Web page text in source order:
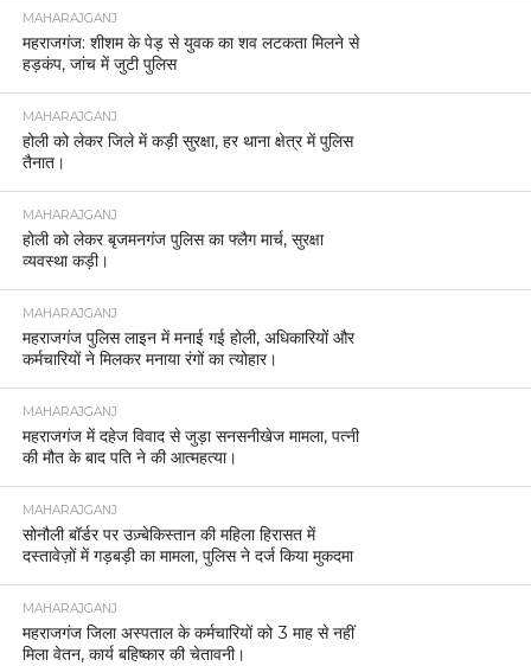
MAHARAJGANJ
महराजगंज: शीशम के पेड़ से युवक का शव लटकता मिलने से
हड़कंप, जांच में जुटी पुलिस
MAHARAJGANJ
होली को लेकर जिले में कड़ी सुरक्षा, हर थाना क्षेत्र में पुलिस
तैनात।
MAHARAJGANJ
होली को लेकर बृजमनगंज पुलिस का फ्लैग मार्च, सुरक्षा
व्यवस्था कड़ी।
MAHARAJGANJ
महराजगंज पुलिस लाइन में मनाई गई होली, अधिकारियों और
कर्मचारियों ने मिलकर मनाया रंगों का त्योहार।
MAHARAJGANJ
महराजगंज में दहेज विवाद से जुड़ा सनसनीखेज मामला, पत्नी
की मौत के बाद पति ने की आत्महत्या।
MAHARAJGANJ
सोनौली बॉर्डर पर उज़्बेकिस्तान की महिला हिरासत में
दस्तावेज़ों में गड़बड़ी का मामला, पुलिस ने दर्ज किया मुकदमा
MAHARAJGANJ
महराजगंज जिला अस्पताल के कर्मचारियों को 3 माह से नहीं
मिला वेतन, कार्य बहिष्कार की चेतावनी।